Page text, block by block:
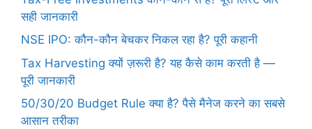
सही जानकारी
NSE IPO: कौन-कौन बेचकर निकल रहा है? पूरी कहानी
Tax Harvesting क्यों ज़रूरी है? यह कैसे काम करती है —
पूरी जानकारी
50/30/20 Budget Rule क्या है? पैसे मैनेज करने का सबसे
आसान तरीका